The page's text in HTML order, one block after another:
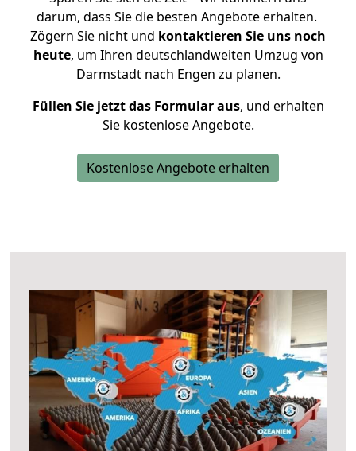
darum, dass Sie die besten Angebote erhalten.
Zögern Sie nicht und kontaktieren Sie uns noch
heute, um Ihren deutschlandweiten Umzug von
Darmstadt nach Engen zu planen.
Füllen Sie jetzt das Formular aus, und erhalten
Sie kostenlose Angebote.
Kostenlose Angebote erhalten